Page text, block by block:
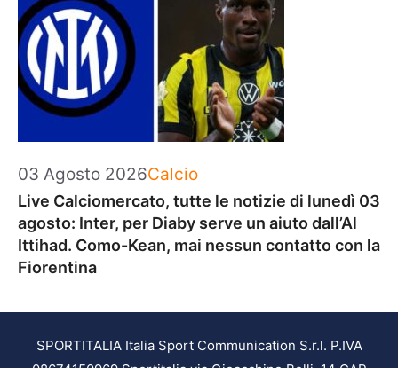
03 Agosto 2026Categorie
Calcio
Live Calciomercato, tutte le notizie di lunedì 03
agosto: Inter, per Diaby serve un aiuto dall’Al
Ittihad. Como-Kean, mai nessun contatto con la
Fiorentina
SPORTITALIA Italia Sport Communication S.r.l. P.IVA